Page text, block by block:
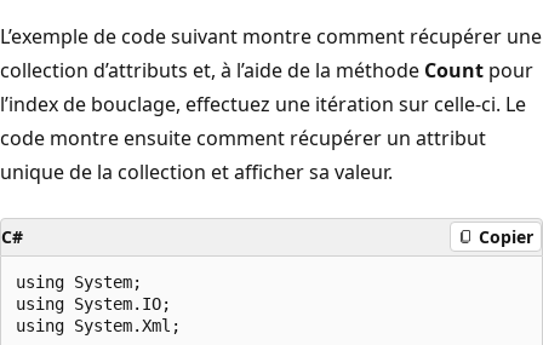
L’exemple de code suivant montre comment récupérer une
collection d’attributs et, à l’aide de la méthode Count pour
l’index de bouclage, effectuez une itération sur celle-ci. Le
code montre ensuite comment récupérer un attribut
unique de la collection et afficher sa valeur.
C# Copier
using System;
using System.IO;
using System.Xml;